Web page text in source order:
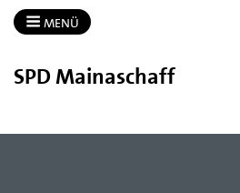
MENÜ
SPD Mainaschaff